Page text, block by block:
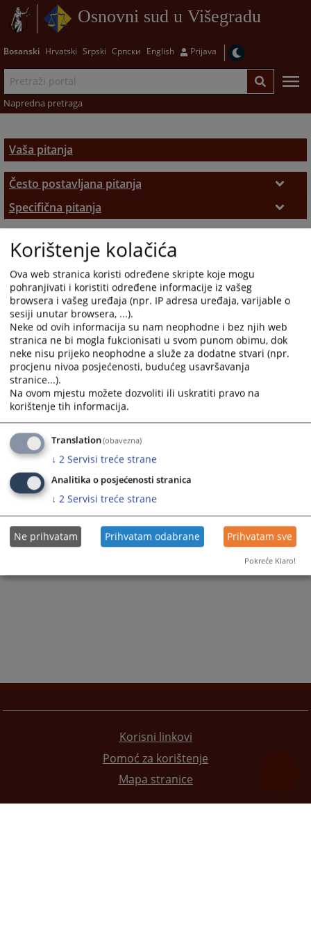
Osnovni sud u Višegradu
Bosanski Hrvatski Srpski Српски English Prijava
Napredna pretraga
Vaša pitanja
Često postavljana pitanja
Često postavljana pitanja
Specifična pitanja
Zemljišno-knjižni izvadak
Korisni linkovi
Pomoć za korištenje
Mapa stranice
Korištenje kolačića
Ova web stranica koristi određene skripte koje mogu
pohranjivati i koristiti određene informacije iz vašeg
browsera i vašeg uređaja (npr. IP adresa uređaja, varijable o
sesiji unutar browsera, ...).
Neke od ovih informacija su nam neophodne i bez njih web
stranica ne bi mogla fukcionisati u svom punom obimu, dok
neke nisu prijeko neophodne a služe za dodatne stvari (npr.
procjenu nivoa posjećenosti, budućeg usavršavanja
stranice...).
Na ovom mjestu možete dozvoliti ili uskratiti pravo na
korištenje tih informacija.
Translation(obavezna)
↓ 2 Servisi treće strane
Analitika o posjećenosti stranica
↓ 2 Servisi treće strane
Ne prihvatam Prihvatam odabrane Prihvatam sve
Pokreće Klaro!